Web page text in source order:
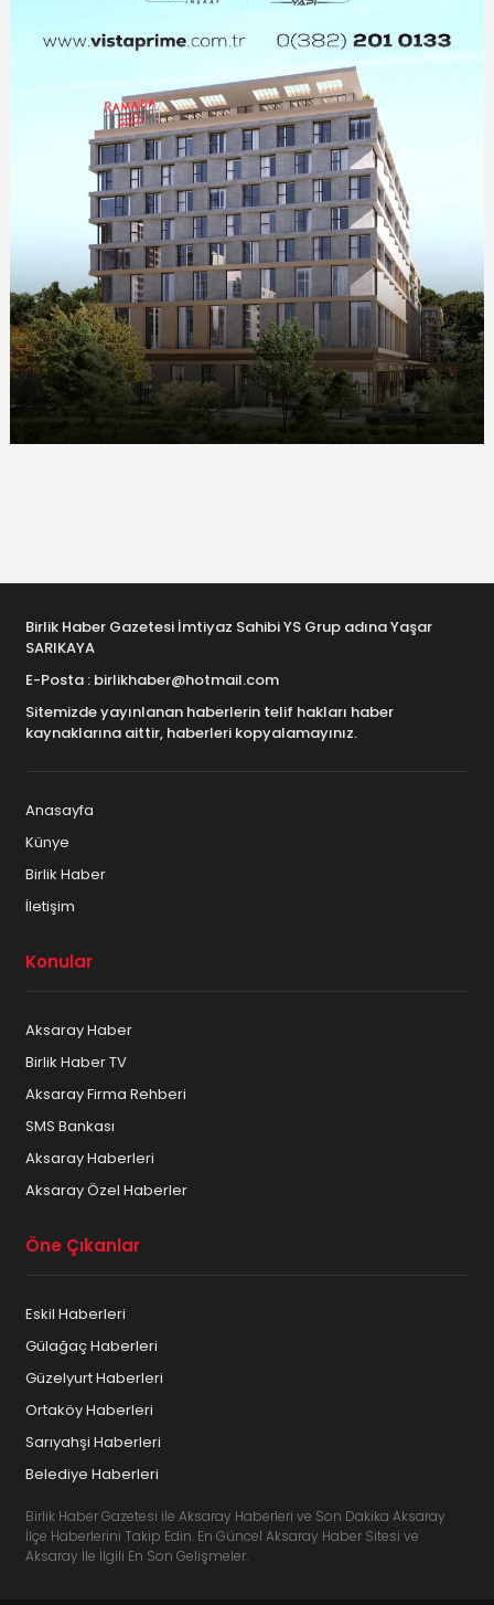
Birlik Haber Gazetesi İmtiyaz Sahibi YS Grup adına Yaşar
SARIKAYA
E-Posta : birlikhaber@hotmail.com
Sitemizde yayınlanan haberlerin telif hakları haber
kaynaklarına aittir, haberleri kopyalamayınız.
Anasayfa
Künye
Birlik Haber
İletişim
Konular
Aksaray Haber
Birlik Haber TV
Aksaray Firma Rehberi
SMS Bankası
Aksaray Haberleri
Aksaray Özel Haberler
Öne Çıkanlar
Eskil Haberleri
Gülağaç Haberleri
Güzelyurt Haberleri
Ortaköy Haberleri
Sarıyahşi Haberleri
Belediye Haberleri
Birlik Haber Gazetesi ile Aksaray Haberleri ve Son Dakika Aksaray
İlçe Haberlerini Takip Edin. En Güncel Aksaray Haber Sitesi ve
Aksaray İle İlgili En Son Gelişmeler.